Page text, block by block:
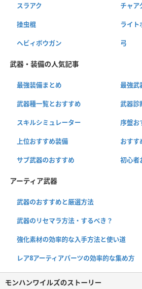
スラアク チャア
操虫棍 ライト
ヘビィボウガン 弓
武器・装備の人気記事
最強装備まとめ 最強武
武器種一覧とおすすめ 武器診
スキルシミュレーター 序盤お
上位おすすめ装備 おすす
サブ武器のおすすめ 初心者
アーティア武器
武器のおすすめと厳選方法
武器のリセマラ方法・するべき？
強化素材の効率的な入手方法と使い道
レア8アーティアパーツの効率的な集め方
モンハンワイルズのストーリー